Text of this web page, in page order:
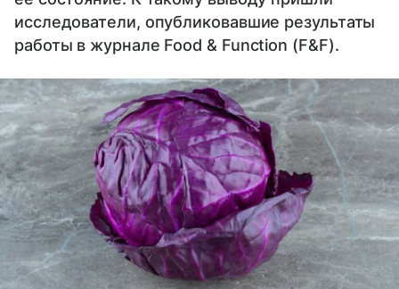
исследователи, опубликовавшие результаты
работы в журнале Food & Function (F&F).